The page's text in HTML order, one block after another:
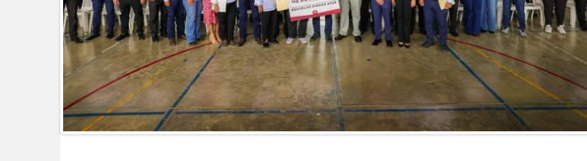
IMPULSA GESTIÓN AMBIENTAL JORNADA DE MEJORA URBANA EN HACIENDA SAN AGUSTÍN
Asegura alcalde de Reynosa buen funcionamiento de Presa El Águila
GOBIERNO MUNICIPAL Y ESTATAL CELEBRARÁN FERIA DEL EMPLEO EL PRÓXIMO 18 DE
AGOSTO
Logra STPS la generación de empleo con más de 6 mil 900 colocaciones en Tamaulipas
Anunciaron Gobierno Municipal, PROFECO y CANACO: Feria de Regreso a Clases 2026
Lleva gobierno de Reynosa programa "Acción y Conciencia" a colonia Integración Familiar